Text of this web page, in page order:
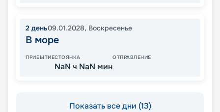
2 день09.01.2028, Воскресенье
В море
ПРИБЫТИЕСТОЯНКА
NaN ч NaN мин
ОТПРАВЛЕНИЕ
Показать все дни (13)